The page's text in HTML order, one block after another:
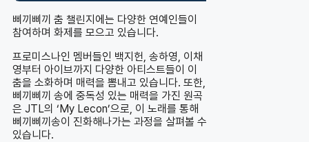
삐끼삐끼 춤 챌린지에는 다양한 연예인들이
참여하며 화제를 모으고 있습니다.
프로미스나인 멤버들인 백지헌, 송하영, 이채
영부터 아이브까지 다양한 아티스트들이 이
춤을 소화하며 매력을 뽐내고 있습니다. 또한,
삐끼삐끼 송에 중독성 있는 매력을 가진 원곡
은 JTL의 ‘My Lecon’으로, 이 노래를 통해
삐끼삐끼송이 진화해나가는 과정을 살펴볼 수
있습니다.